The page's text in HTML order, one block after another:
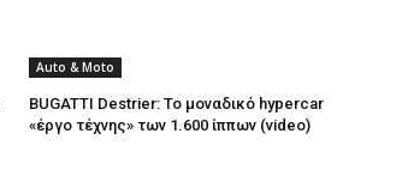
Auto & Moto
BUGATTI Destrier: Το μοναδικό hypercar
«έργο τέχνης» των 1.600 ίππων (video)